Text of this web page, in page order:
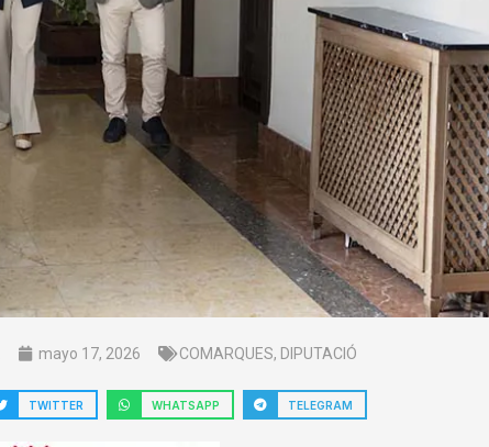
mayo 17, 2026 COMARQUES, DIPUTACIÓ
TWITTER WHATSAPP TELEGRAM